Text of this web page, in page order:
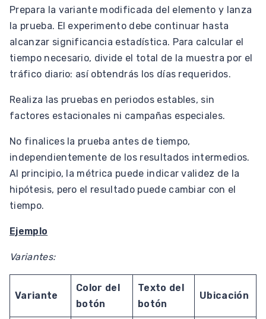
Prepara la variante modificada del elemento y lanza
la prueba. El experimento debe continuar hasta
alcanzar significancia estadística. Para calcular el
tiempo necesario, divide el total de la muestra por el
tráfico diario: así obtendrás los días requeridos.
Realiza las pruebas en periodos estables, sin
factores estacionales ni campañas especiales.
No finalices la prueba antes de tiempo,
independientemente de los resultados intermedios.
Al principio, la métrica puede indicar validez de la
hipótesis, pero el resultado puede cambiar con el
tiempo.
Ejemplo
Variantes:
Variante
Color del
botón
Texto del
botón
Ubicación